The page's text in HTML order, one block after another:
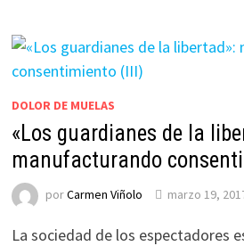
DOLOR DE MUELAS
«Los guardianes de la
manufacturando
porCarmen Viñolo marzo 19,
La sociedad de los espectadores